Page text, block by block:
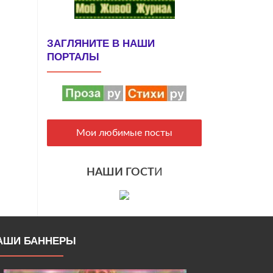
ЗАГЛЯНИТЕ В НАШИ
ПОРТАЛЫ
Мои любимые посты
НАШИ ГОСТИ
БАННЕРЫ